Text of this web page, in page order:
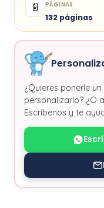
📄 PÁGINAS
132 páginas
¿Quieres ponerle
personalizarlo? ¿O
Escríbenos y te